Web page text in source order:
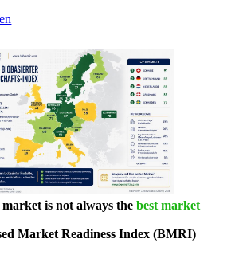
market is not always the best market
Market Readiness Index (BMRI)